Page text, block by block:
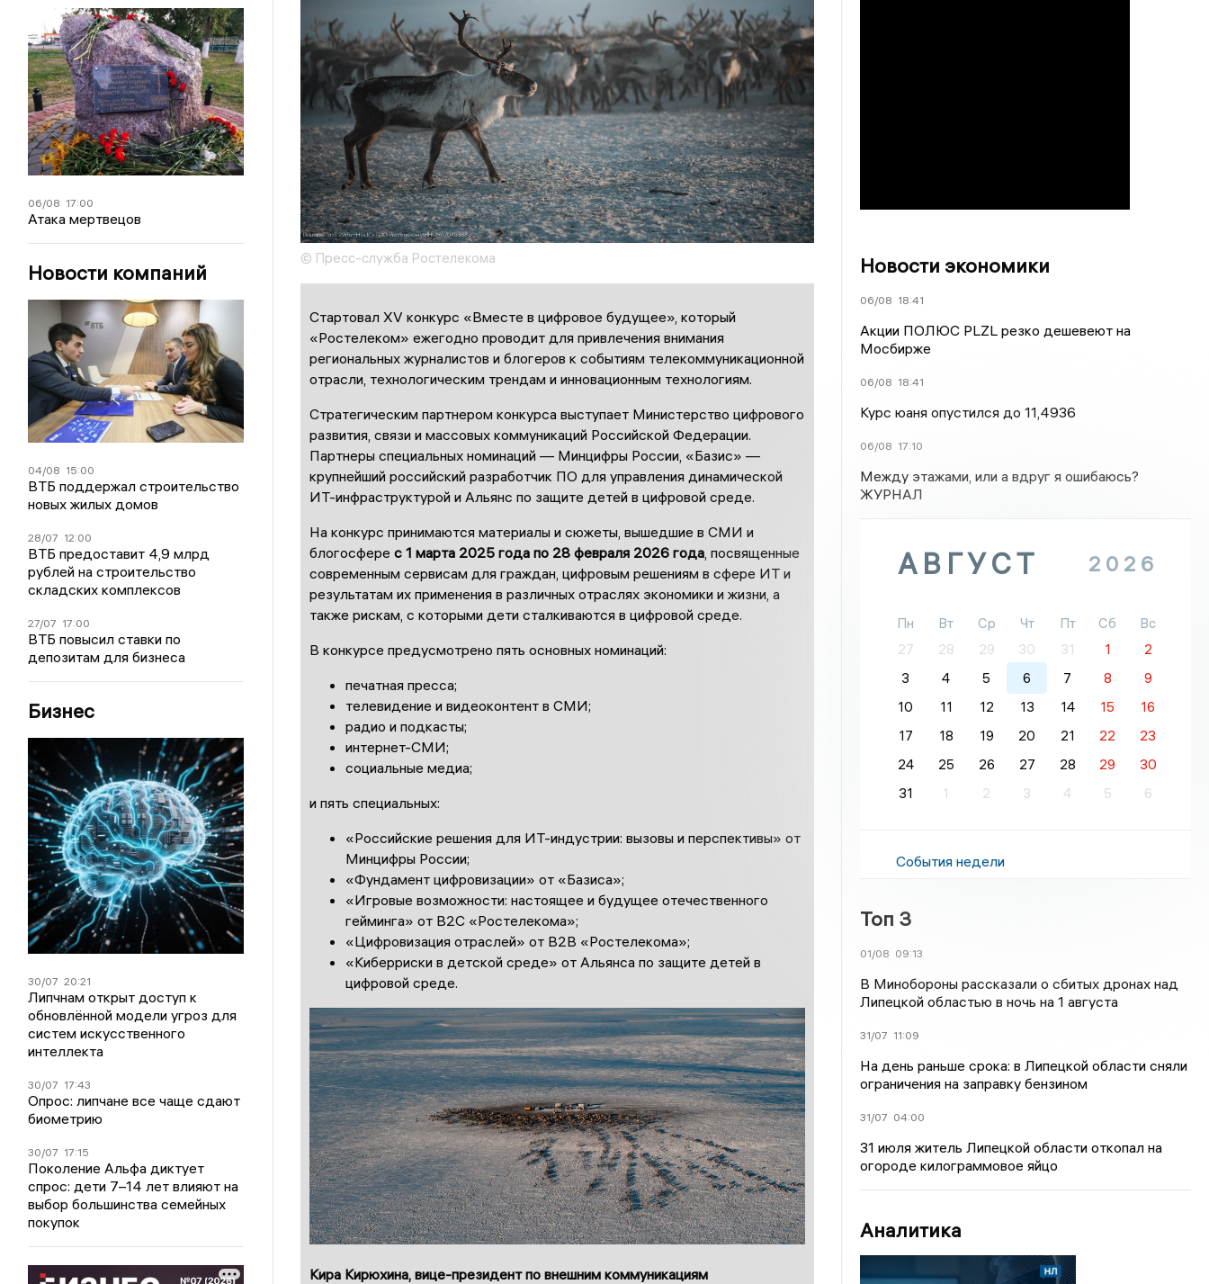
06/08 17:00
Атака мертвецов
Новости компаний
04/08 15:00
ВТБ поддержал строительство
новых жилых домов
28/07 12:00
ВТБ предоставит 4,9 млрд
рублей на строительство
складских комплексов
27/07 17:00
ВТБ повысил ставки по
депозитам для бизнеса
Бизнес
30/07 20:21
Липчнам открыт доступ к
обновлённой модели угроз для
систем искусственного
интеллекта
30/07 17:43
Опрос: липчане все чаще сдают
биометрию
30/07 17:15
Поколение Альфа диктует
спрос: дети 7–14 лет влияют на
выбор большинства семейных
покупок
© Пресс-служба Ростелекома
Стартовал XV конкурс «Вместе в цифровое будущее», который
«Ростелеком» ежегодно проводит для привлечения внимания
региональных журналистов и блогеров к событиям телекоммуникационной
отрасли, технологическим трендам и инновационным технологиям.
Стратегическим партнером конкурса выступает Министерство цифрового
развития, связи и массовых коммуникаций Российской Федерации.
Партнеры специальных номинаций — Минцифры России, «Базис» —
крупнейший российский разработчик ПО для управления динамической
ИТ-инфраструктурой и Альянс по защите детей в цифровой среде.
На конкурс принимаются материалы и сюжеты, вышедшие в СМИ и
блогосфере с 1 марта 2025 года по 28 февраля 2026 года, посвященные
современным сервисам для граждан, цифровым решениям в сфере ИТ и
результатам их применения в различных отраслях экономики и жизни, а
также рискам, с которыми дети сталкиваются в цифровой среде.
В конкурсе предусмотрено пять основных номинаций:
печатная пресса;
телевидение и видеоконтент в СМИ;
радио и подкасты;
интернет-СМИ;
социальные медиа;
и пять специальных:
«Российские решения для ИТ-индустрии: вызовы и перспективы» от
Минцифры России;
«Фундамент цифровизации» от «Базиса»;
«Игровые возможности: настоящее и будущее отечественного
гейминга» от В2С «Ростелекома»;
«Цифровизация отраслей» от В2В «Ростелекома»;
«Киберриски в детской среде» от Альянса по защите детей в
цифровой среде.
Кира Кирюхина, вице-президент по внешним коммуникациям
Новости экономики
06/08 18:41
Акции ПОЛЮС PLZL резко дешевеют на
Мосбирже
06/08 18:41
Курс юаня опустился до 11,4936
06/08 17:10
Между этажами, или а вдруг я ошибаюсь?
ЖУРНАЛ
АВГУСТ 2026
Пн Вт Ср Чт Пт Сб
Вс
27
28 29 30 31 1
2
3
4 5 6 7 8
9
10
11 12 13 14 15
16
17
18 19 20 21 22
23
24
25 26 27 28 29
30
31
1 2 3 4 5 6
События недели
Топ 3
01/08 09:13
В Минобороны рассказали о сбитых дронах над
Липецкой областью в ночь на 1 августа
31/07 11:09
На день раньше срока: в Липецкой области сняли
ограничения на заправку бензином
31/07 04:00
31 июля житель Липецкой области откопал на
огороде килограммовое яйцо
Аналитика